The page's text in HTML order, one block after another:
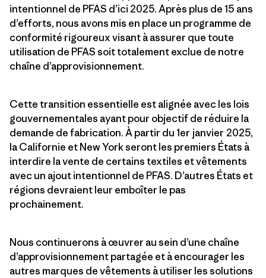
intentionnel de PFAS d’ici 2025. Après plus de 15 ans
d’efforts, nous avons mis en place un programme de
conformité rigoureux visant à assurer que toute
utilisation de PFAS soit totalement exclue de notre
chaîne d’approvisionnement.
Cette transition essentielle est alignée avec les lois
gouvernementales ayant pour objectif de réduire la
demande de fabrication. À partir du 1er janvier 2025,
la Californie et New York seront les premiers États à
interdire la vente de certains textiles et vêtements
avec un ajout intentionnel de PFAS. D’autres États et
régions devraient leur emboîter le pas
prochainement.
Nous continuerons à œuvrer au sein d’une chaîne
d’approvisionnement partagée et à encourager les
autres marques de vêtements à utiliser les solutions